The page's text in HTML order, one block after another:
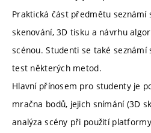
Praktická část předmětu seznámí
skenování, 3D tisku a návrhu
scénou. Studenti se také
test některých metod.
Hlavní přínosem pro studenty je
mračna bodů, jejich snímání (3D
analýza scény při použití